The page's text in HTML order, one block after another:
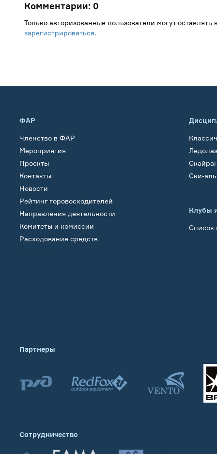
Комментарии: 0
Только авторизованные пользователи могут
зарегистрироваться.
ФАР
Членство в ФАР
Мероприятия
Проекты
Контакты
Новости
Рейтинг горовосходителей
Направления деятельности
Комитеты и комиссии
Расходование средств
Ски-
Клубы
Список
Партнеры
Сотрудничество